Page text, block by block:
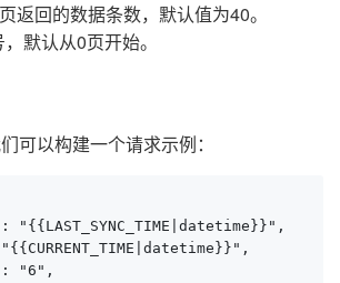
返回的数据条数，默认值为40。
默认从0页开始。
可以构建一个请求示例：
"{{LAST_SYNC_TIME|datetime}}",
"6",